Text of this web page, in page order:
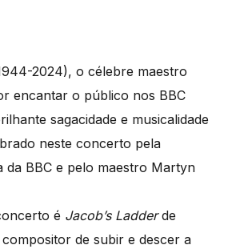
2024), o célebre maestro
encantar o público nos BBC
sagacidade e musicalidade
neste concerto pela
da BBC e pelo maestro Martyn
é Jacob’s Ladderde
de subir e descer a